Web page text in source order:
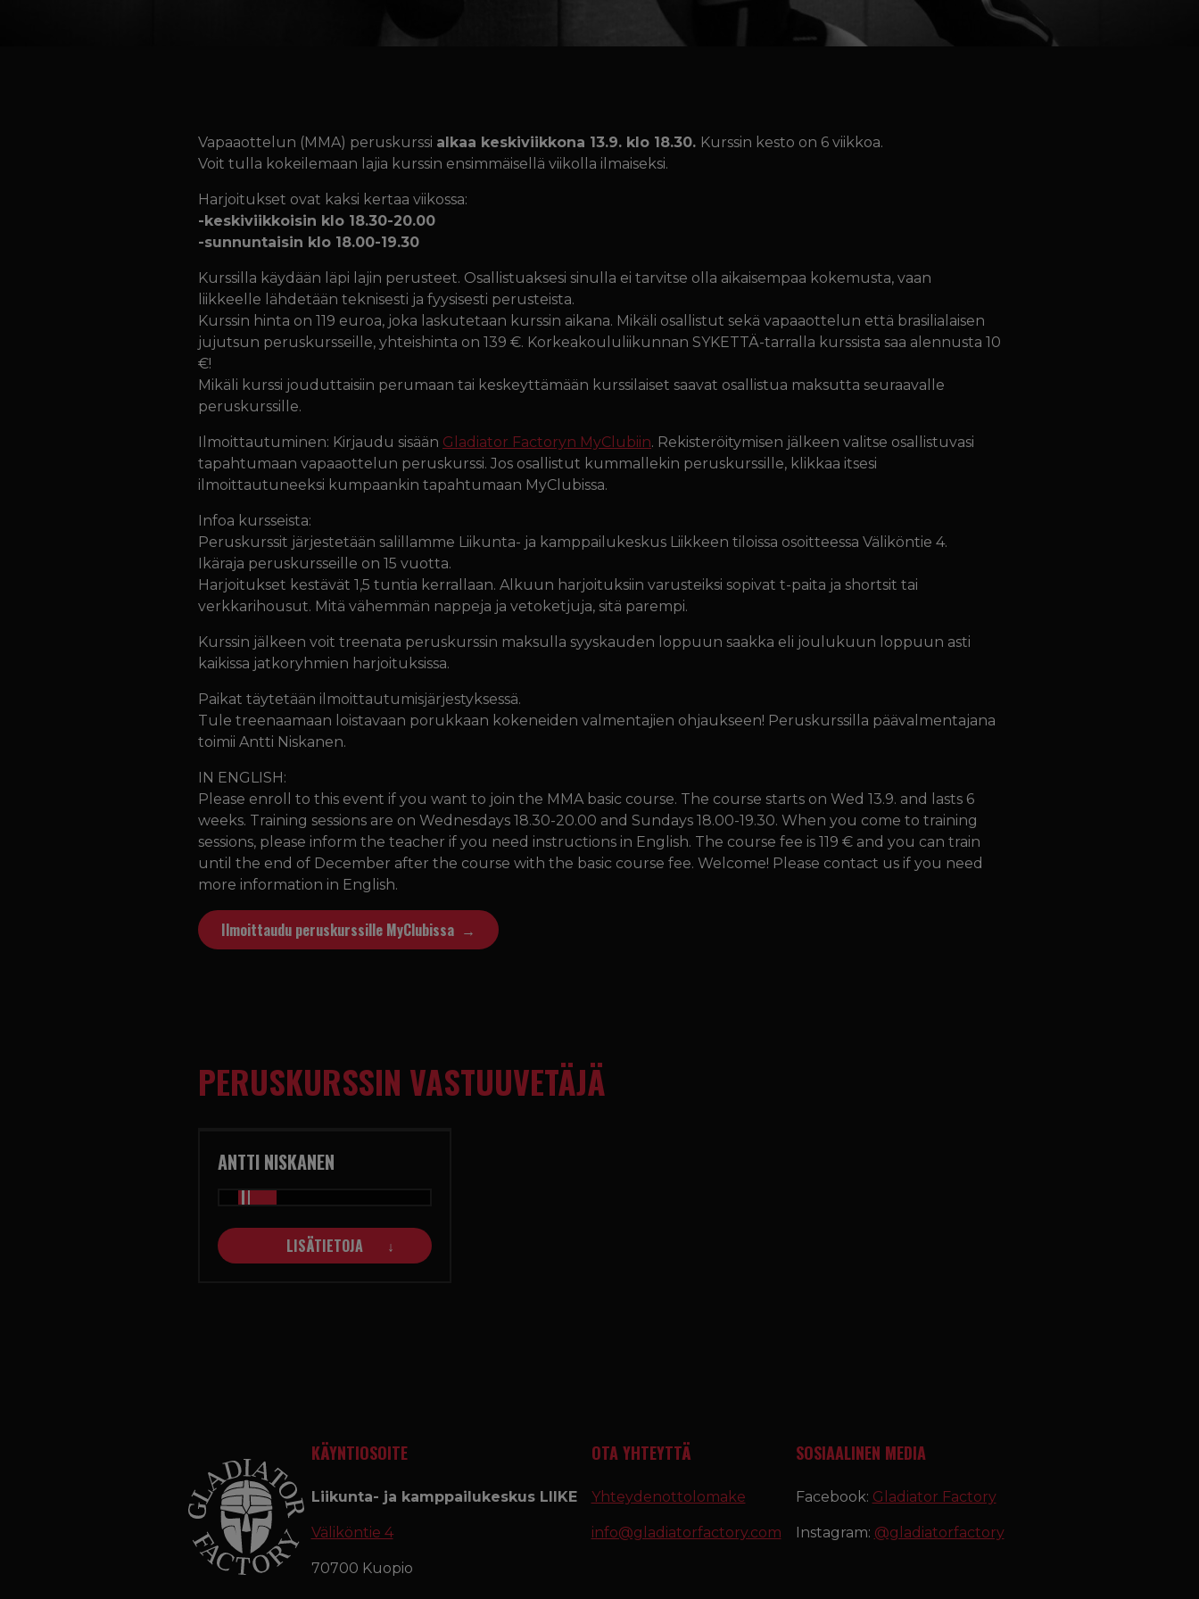
Vapaaottelun (MMA) peruskurssi alkaa keskiviikkona 13.9. klo 18.30. Kurssin kesto on 6 viikkoa.
Voit tulla kokeilemaan lajia kurssin ensimmäisellä viikolla ilmaiseksi.
Harjoitukset ovat kaksi kertaa viikossa:
-keskiviikkoisin klo 18.30-20.00
-sunnuntaisin klo 18.00-19.30
Kurssilla käydään läpi lajin perusteet. Osallistuaksesi sinulla ei tarvitse olla aikaisempaa kokemusta, vaan
liikkeelle lähdetään teknisesti ja fyysisesti perusteista.
Kurssin hinta on 119 euroa, joka laskutetaan kurssin aikana. Mikäli osallistut sekä vapaaottelun että brasilialaisen
jujutsun peruskursseille, yhteishinta on 139 €. Korkeakoululiikunnan SYKETTÄ-tarralla kurssista saa alennusta 10
€!
Mikäli kurssi jouduttaisiin perumaan tai keskeyttämään kurssilaiset saavat osallistua maksutta seuraavalle
peruskurssille.
Ilmoittautuminen: Kirjaudu sisään Gladiator Factoryn MyClubiin. Rekisteröitymisen jälkeen valitse osallistuvasi
tapahtumaan vapaaottelun peruskurssi. Jos osallistut kummallekin peruskurssille, klikkaa itsesi
ilmoittautuneeksi kumpaankin tapahtumaan MyClubissa.
Infoa kursseista:
Peruskurssit järjestetään salillamme Liikunta- ja kamppailukeskus Liikkeen tiloissa osoitteessa Väliköntie 4.
Ikäraja peruskursseille on 15 vuotta.
Harjoitukset kestävät 1,5 tuntia kerrallaan. Alkuun harjoituksiin varusteiksi sopivat t-paita ja shortsit tai
verkkarihousut. Mitä vähemmän nappeja ja vetoketjuja, sitä parempi.
Kurssin jälkeen voit treenata peruskurssin maksulla syyskauden loppuun saakka eli joulukuun loppuun asti
kaikissa jatkoryhmien harjoituksissa.
Paikat täytetään ilmoittautumisjärjestyksessä.
Tule treenaamaan loistavaan porukkaan kokeneiden valmentajien ohjaukseen! Peruskurssilla päävalmentajana
toimii Antti Niskanen.
IN ENGLISH:
Please enroll to this event if you want to join the MMA basic course. The course starts on Wed 13.9. and lasts 6
weeks. Training sessions are on Wednesdays 18.30-20.00 and Sundays 18.00-19.30. When you come to training
sessions, please inform the teacher if you need instructions in English. The course fee is 119 € and you can train
until the end of December after the course with the basic course fee. Welcome! Please contact us if you need
more information in English.
Ilmoittaudu peruskurssille MyClubissa
PERUSKURSSIN VASTUUVETÄJÄ
ANTTI NISKANEN
LISÄTIETOJA
KÄYNTIOSOITE
Liikunta- ja kamppailukeskus LIIKE
Väliköntie 4
70700 Kuopio
OTA YHTEYTTÄ
Yhteydenottolomake
info@gladiatorfactory.com
SOSIAALINEN MEDIA
Facebook: Gladiator Factory
Instagram: @gladiatorfactory